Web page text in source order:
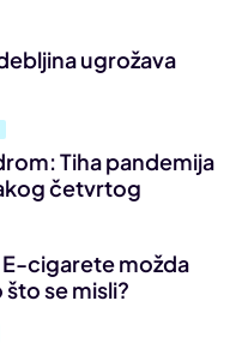
ugrožava
Tiha pandemija
četvrtog
E-cigarete možda
se misli?